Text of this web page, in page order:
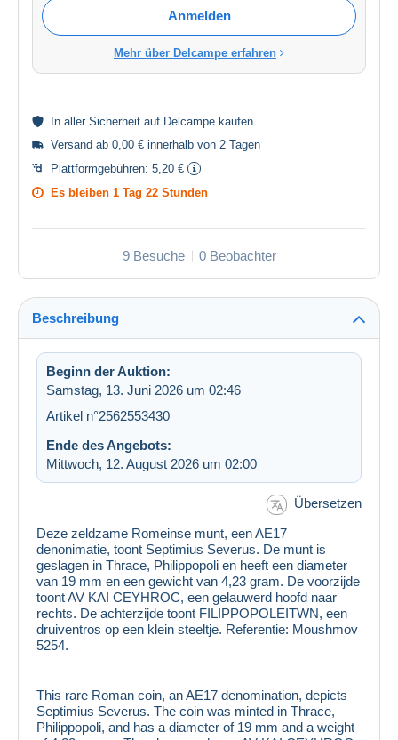
Anmelden
Mehr über Delcampe erfahren
In aller Sicherheit auf Delcampe kaufen
Versand ab 0,00 € innerhalb von 2 Tagen
Plattformgebühren: 5,20 €
Es bleiben 1 Tag 22 Stunden
9 Besuche 0 Beobachter
Beschreibung
Beginn der Auktion:
Samstag, 13. Juni 2026 um 02:46
Artikel n°2562553430
Ende des Angebots:
Mittwoch, 12. August 2026 um 02:00
Übersetzen
Deze zeldzame Romeinse munt, een AE17
denonimatie, toont Septimius Severus. De munt is
geslagen in Thrace, Philippopoli en heeft een diameter
van 19 mm en een gewicht van 4,23 gram. De voorzijde
toont AV KAI CEYHROC, een gelauwerd hoofd naar
rechts. De achterzijde toont FILIPPOPOLEITWN, een
druiventros op een klein steeltje. Referentie: Moushmov
5254.
This rare Roman coin, an AE17 denomination, depicts
Septimius Severus. The coin was minted in Thrace,
Philippopoli, and has a diameter of 19 mm and a weight